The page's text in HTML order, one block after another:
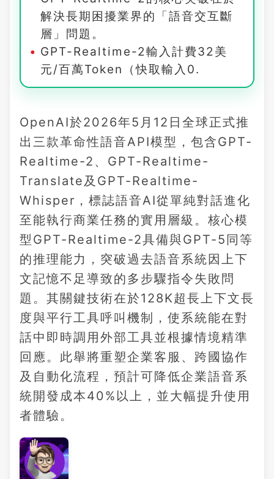
解決長期困擾業界的「語音交互斷
層」問題。
GPT-Realtime-2輸入計費32美
元/百萬Token（快取輸入0.
OpenAI於2026年5月12日全球正式推
出三款革命性語音API模型，包含GPT-
Realtime-2、GPT-Realtime-
Translate及GPT-Realtime-
Whisper，標誌語音AI從單純對話進化
至能執行商業任務的實用層級。核心模
型GPT-Realtime-2具備與GPT-5同等
的推理能力，突破過去語音系統因上下
文記憶不足導致的多步驟指令失敗問
題。其關鍵技術在於128K超長上下文長
度與平行工具呼叫機制，使系統能在對
話中即時調用外部工具並根據情境精準
回應。此舉將重塑企業客服、跨國協作
及自動化流程，預計可降低企業語音系
統開發成本40%以上，並大幅提升使用
者體驗。